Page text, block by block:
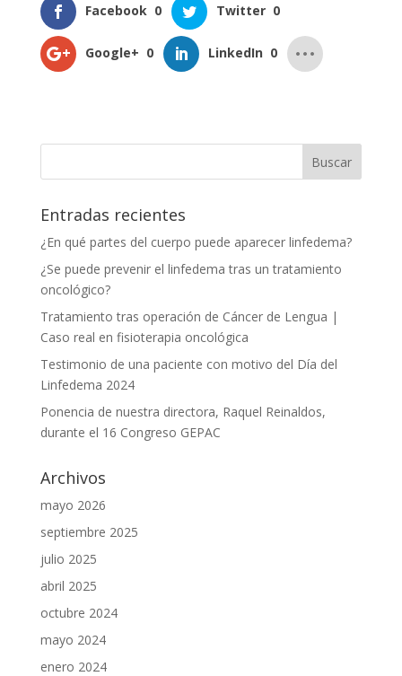
Facebook 0 Twitter 0
Google+ 0 LinkedIn 0
Entradas recientes
¿En qué partes del cuerpo puede aparecer linfedema?
¿Se puede prevenir el linfedema tras un tratamiento
oncológico?
Tratamiento tras operación de Cáncer de Lengua |
Caso real en fisioterapia oncológica
Testimonio de una paciente con motivo del Día del
Linfedema 2024
Ponencia de nuestra directora, Raquel Reinaldos,
durante el 16 Congreso GEPAC
Archivos
mayo 2026
septiembre 2025
julio 2025
abril 2025
octubre 2024
mayo 2024
enero 2024